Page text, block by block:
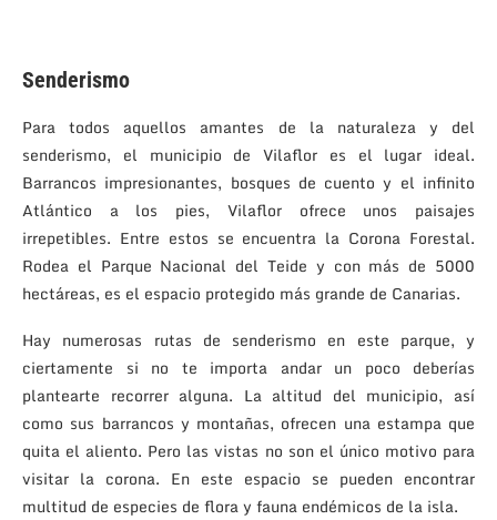
Senderismo
Para todos aquellos amantes de la naturaleza y del
senderismo, el municipio de Vilaflor es el lugar ideal.
Barrancos impresionantes, bosques de cuento y el infinito
Atlántico a los pies, Vilaflor ofrece unos paisajes
irrepetibles. Entre estos se encuentra la Corona Forestal.
Rodea el Parque Nacional del Teide y con más de 5000
hectáreas, es el espacio protegido más grande de Canarias.
Hay numerosas rutas de senderismo en este parque, y
ciertamente si no te importa andar un poco deberías
plantearte recorrer alguna. La altitud del municipio, así
como sus barrancos y montañas, ofrecen una estampa que
quita el aliento. Pero las vistas no son el único motivo para
visitar la corona. En este espacio se pueden encontrar
multitud de especies de flora y fauna endémicos de la isla.